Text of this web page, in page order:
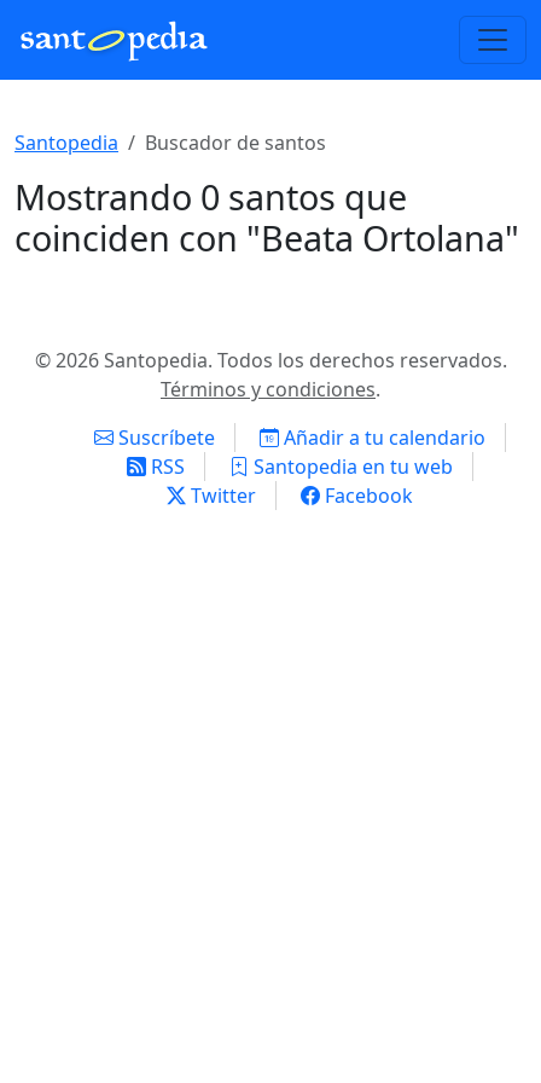
Santopedia Buscador de santos
Mostrando 0 santos que
coinciden con "Beata Ortolana"
© 2026 Santopedia. Todos los derechos reservados.
Términos y condiciones.
Suscríbete
Añadir a tu calendario
RSS
Santopedia en tu web
Twitter
Facebook